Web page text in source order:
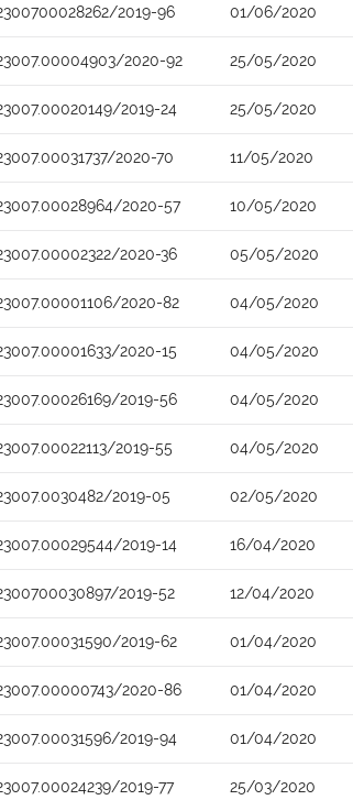
2019-96 01/06/2020
2020-92 25/05/2020
2019-24 25/05/2020
2020-70 11/05/2020
2020-57 10/05/2020
2020-36 05/05/2020
2020-82 04/05/2020
2020-15 04/05/2020
2019-56 04/05/2020
2019-55 04/05/2020
2019-05 02/05/2020
2019-14 16/04/2020
2019-52 12/04/2020
2019-62 01/04/2020
2020-86 01/04/2020
2019-94 01/04/2020
2019-77 25/03/2020